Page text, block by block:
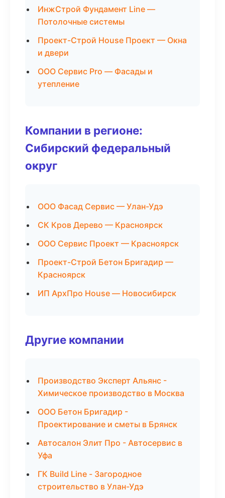
ИнжСтрой Фундамент Line —
Потолочные системы
Проект-Строй House Проект — Окна
и двери
ООО Сервис Pro — Фасады и
утепление
Компании в регионе:
Сибирский федеральный
округ
ООО Фасад Сервис — Улан-Удэ
СК Кров Дерево — Красноярск
ООО Сервис Проект — Красноярск
Проект-Строй Бетон Бригадир —
Красноярск
ИП АрхПро House — Новосибирск
Другие компании
Производство Эксперт Альянс -
Химическое производство в Москва
ООО Бетон Бригадир -
Проектирование и сметы в Брянск
Автосалон Элит Про - Автосервис в
Уфа
ГК Build Line - Загородное
строительство в Улан-Удэ